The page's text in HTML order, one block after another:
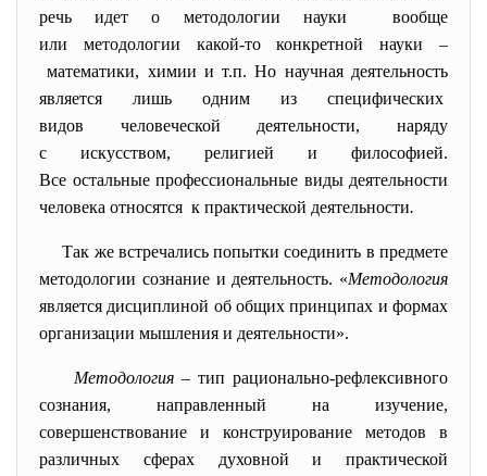
речь идет о методологии науки вообще
или методологии какой-то конкретной науки –
математики, химии и т.п. Но научная деятельность
является лишь одним из специфических
видов человеческой деятельности, наряду
с искусством, религией и философией.
Все остальные профессиональные виды деятельности
человека относятся к практической деятельности.
Так же встречались попытки соединить в предмете
методологии сознание и деятельность. «Методология
является дисциплиной об общих принципах и формах
организации мышления и деятельности».
Методология – тип рационально-рефлексивного
сознания, направленный на изучение,
совершенствование и конструирование методов в
различных сферах духовной и практической